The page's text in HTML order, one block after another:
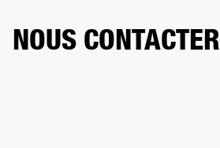
NOUS CONTACTER